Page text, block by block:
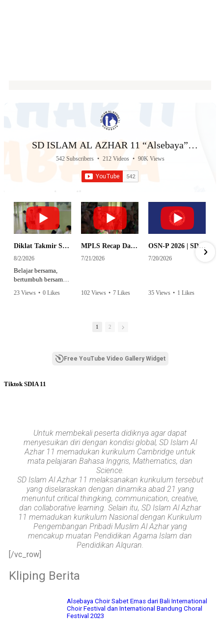
SD ISLAM AL AZHAR 11 “Alsebaya”
Surabaya
542 Subscribers • 212 Videos • 90K Views
Diklat Takmir SDI Al Azhar 11 Surabaya
8/2/2026
Belajar bersama,
bertumbuh bersama,
amanah.
mencetak pemimpin-
bertanggung jawab,
Bismillah, semoga
menjadi ladang
kebaikan🌱
aya #DiklatTakmir
#PemimpinMuda
#Berakhlak Mulia
#surabaya #sekolah
#sekolahdasar
#sekolahsurabaya
23 Views • 0 Likes
MPLS Recap Day 1 - SDI Al Azhar 11 Surabaya
7/21/2026
102 Views • 7 Likes
OSN-P 2026 | SD - 20533043 - SD ISLAM AL AZHAR 11 SURABAYA | IPA
7/20/2026
35 Views • 1 Likes
1 2
Free YouTube Video Gallery Widget
Tiktok SDIA 11
Untuk membekali peserta didiknya agar dapat
menyesuikan diri dengan kondisi global, SD Islam Al
Azhar 11 memadukan kurikulum Cambridge untuk
mata pelajaran Bahasa Inggris, Mathematics, dan
Science.
SD Islam Al Azhar 11 melaksanakan kurikulum tersebut
yang diselaraskan dengan dinamika abad 21 yang
menuntut critical thingking, communication, creative,
dan collaborative learning. Selain itu, SD Islam Al Azhar
11 memadukan kurikulum Nasional dengan Kurikulum
Pengembangan Pribadi Muslim Al Azhar yang
mencakup muatan Pendidikan Agama Islam dan
Pendidikan Alquran.
[/vc_row]
Kliping Berita
Alsebaya Choir Sabet Emas dari Bali International
Choir Festival dan International Bandung Choral
Festival 2023